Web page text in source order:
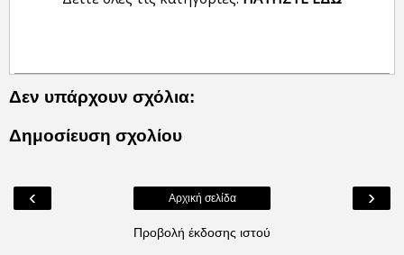
Δεν υπάρχουν σχόλια:
Δημοσίευση σχολίου
‹ ›
Αρχική σελίδα
Προβολή έκδοσης ιστού